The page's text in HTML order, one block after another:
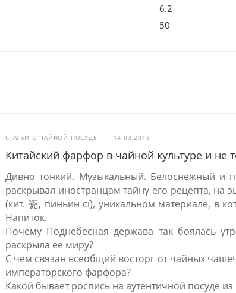
6.2
50
СТАТЬИ О ЧАЙНОЙ ПОСУДЕ — 14.03.2018
Китайский фарфор в чайной культуре и не
Дивно тонкий. Музыкальный. Белоснежный и
раскрывал иностранцам тайну его рецепта, на
(кит. 瓷, пиньин cí), уникальном материале, в
Напиток.
Почему Поднебесная держава так боялась
раскрыла ее миру?
С чем связан всеобщий восторг от чайных
императорского фарфора?
Какой бывает роспись на аутентичной посуде